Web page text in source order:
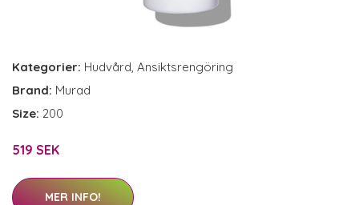
Kategorier: Hudvård, Ansiktsrengöring
Brand: Murad
Size: 200
519 SEK
MER INFO!